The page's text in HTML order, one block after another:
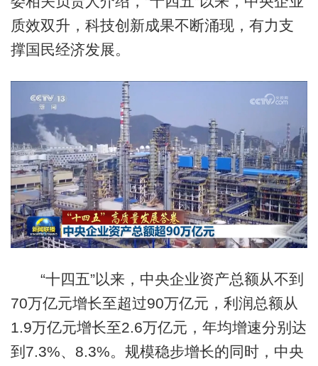
质效双升，科技创新成果不断涌现，有力支
撑国民经济发展。
“十四五”以来，中央企业资产总额从不到
70万亿元增长至超过90万亿元，利润总额从
1.9万亿元增长至2.6万亿元，年均增速分别达
到7.3%、8.3%。规模稳步增长的同时，中央